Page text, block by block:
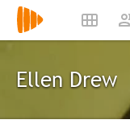
Ellen Drew